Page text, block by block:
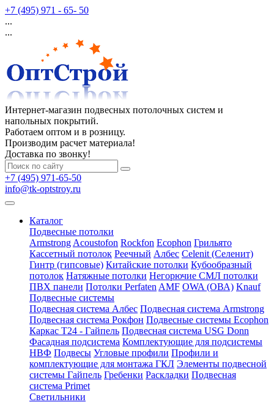
+7 (495) 971 - 65- 50
...
...
Интернет-магазин подвесных потолочных систем и
напольных покрытий.
Работаем оптом и в розницу.
Производим расчет материала!
Доставка по звонку!
+7 (495) 971-65-50
info@tk-optstroy.ru
Каталог
Подвесные потолки
Armstrong Acoustofon Rockfon Ecophon Грильято
Кассетный потолок Реечный Албес Celenit (Селенит)
Гинтр (гипсовые) Китайские потолки Кубообразный
потолок Натяжные потолки Негорючие СМЛ потолки
ПВХ панели Потолки Perfaten AMF OWA (ОВА) Knauf
Подвесные системы
Подвесная система Албес Подвесная система Armstrong
Подвесная система Рокфон Подвесные системы Ecophon
Каркас Т24 - Гайпель Подвесная система USG Donn
Фасадная подсистема Комплектующие для подсистемы
НВФ Подвесы Угловые профили Профили и
комплектующие для монтажа ГКЛ Элементы подвесной
системы Гайпель Гребенки Раскладки Подвесная
система Primet
Светильники